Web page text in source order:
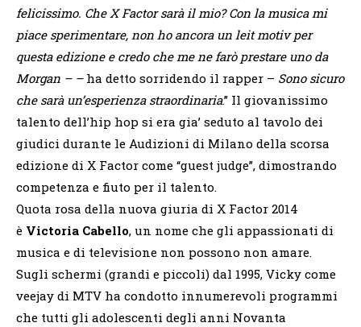
felicissimo. Che X Factor sarà il mio? Con la musica mi
piace sperimentare, non ho ancora un leit motiv per
questa edizione e credo che me ne farò prestare uno da
Morgan – – ha detto sorridendo il rapper – Sono sicuro
che sarà un’esperienza straordinaria.” Il giovanissimo
talento dell’hip hop si era gia’ seduto al tavolo dei
giudici durante le Audizioni di Milano della scorsa
edizione di X Factor come “guest judge”, dimostrando
competenza e fiuto per il talento.
Quota rosa della nuova giuria di X Factor 2014
è Victoria Cabello, un nome che gli appassionati di
musica e di televisione non possono non amare.
Sugli schermi (grandi e piccoli) dal 1995, Vicky come
veejay di MTV ha condotto innumerevoli programmi
che tutti gli adolescenti degli anni Novanta